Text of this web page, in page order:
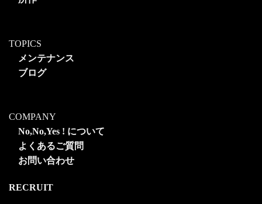
TOPICS
メンテナンス
ブログ
COMPANY
No,No,Yes ! について
よくあるご質問
お問い合わせ
RECRUIT